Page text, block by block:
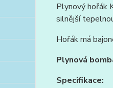
Plynový hořák
silnější
Hořák má
Plynová
Specifikace: